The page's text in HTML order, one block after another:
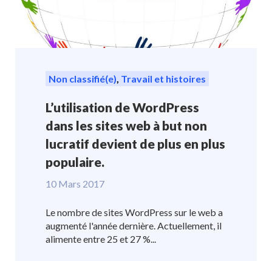
Non classifié(e) Travail et histoires
L’utilisation de WordPress
dans les sites web à but non
lucratif devient de plus en plus
populaire.
10 Mars 2017
Le nombre de sites WordPress sur le web a
augmenté l'année dernière. Actuellement, il
alimente entre 25 et 27 %...